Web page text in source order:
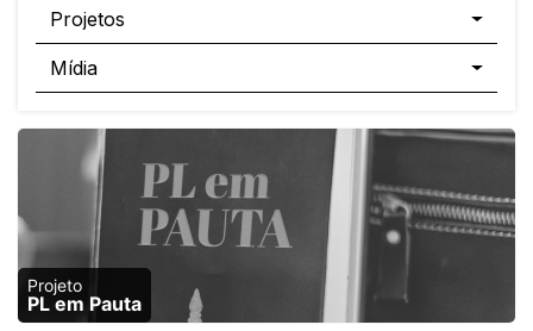
Projetos
Mídia
PL em Pauta